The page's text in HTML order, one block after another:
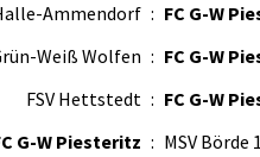
Ammendorf : FC G-W
Weiß Wolfen : FC G-W
FSV Hettstedt : FC G-W
G-W Piesteritz : MSV Börde